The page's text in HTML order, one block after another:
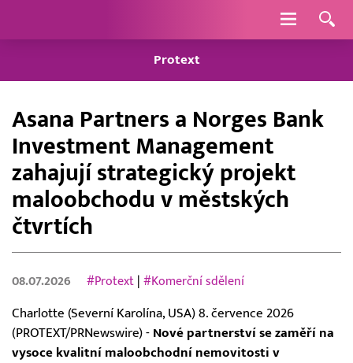
Navigace
Protext
Asana Partners a Norges Bank
Investment Management
zahajují strategický projekt
maloobchodu v městských
čtvrtích
08.07.2026 #Protext |#Komerční sdělení
Charlotte (Severní Karolína, USA) 8. července 2026
(PROTEXT/PRNewswire) - Nové partnerství se zaměří na
vysoce kvalitní maloobchodní nemovitosti v